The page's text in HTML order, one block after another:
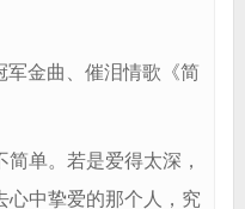
金曲、催泪情歌《简
单。若是爱得太深，
心中挚爱的那个人，究